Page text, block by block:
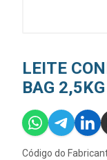
LEITE
BAG
Código do